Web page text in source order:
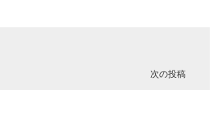
次の投稿